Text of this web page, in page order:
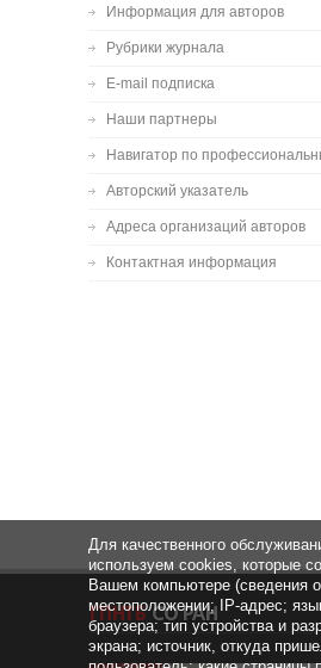
Информация для авторов
Рубрики журнала
E-mail подписка
Наши партнеры
Навигатор по
Авторский указатель
Адреса организаций авторов
Контактная информация
Для качественного
используем cookies, которые
Вашем компьютере (сведения о
местоположении; IP-адрес;
браузера; тип устройства и
экрана; источник, откуда